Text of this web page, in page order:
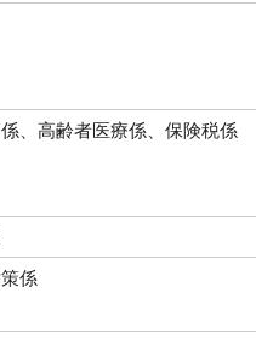
、高齢者医療係、保険税係
係